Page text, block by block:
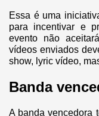
Essa é uma
para incentivar e
evento não
vídeos enviados
show, lyric vídeo,
Banda
A banda vencedora